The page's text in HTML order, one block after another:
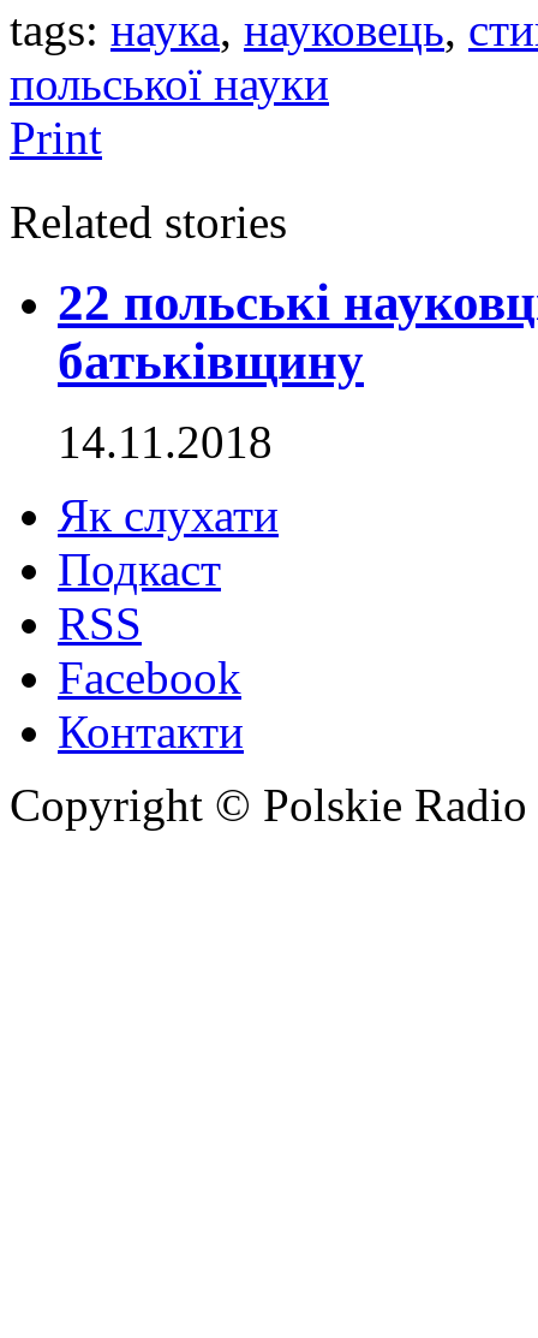
tags: наука, науковець,
польської науки
Print
Related stories
22 польські
батьківщину
14.11.2018
Як слухати
Подкаст
RSS
Facebook
Контакти
Copyright © Polskie